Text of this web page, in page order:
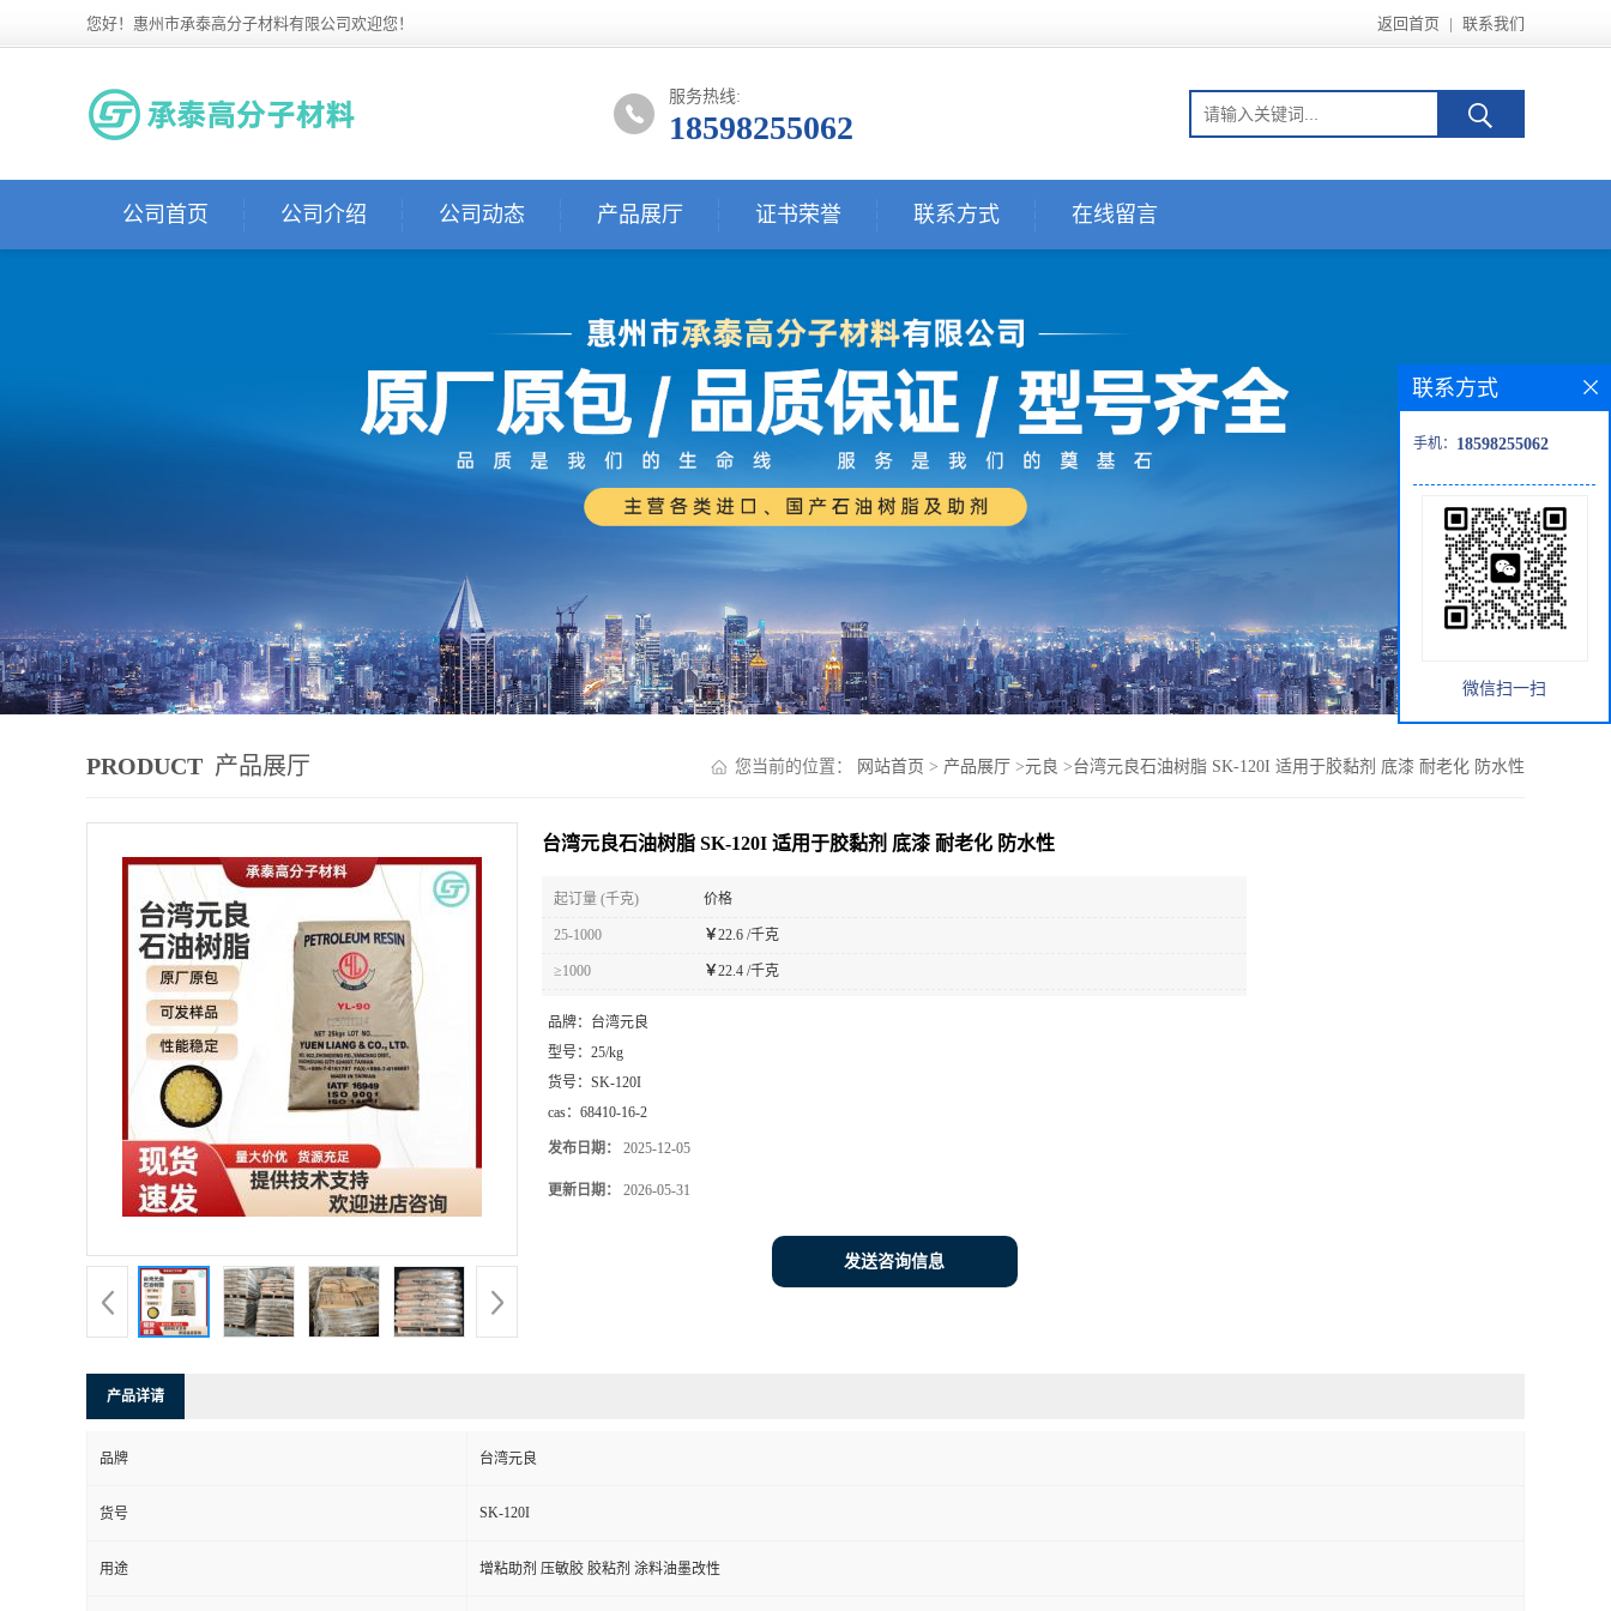
您好！惠州市承泰高分子材料有限公司欢迎您！ 返回首页 | 联系我们
服务热线:
18598255062
公司首页 公司介绍 公司动态 产品展厅 证书荣誉 联系方式 在线留言
PRODUCT 产品展厅 您当前的位置： 网站首页 > 产品展厅 >元良 >台湾元良石油树脂 SK-120I 适用于胶黏剂 底漆 耐老化 防水性
台湾元良石油树脂 SK-120I 适用于胶黏剂 底漆 耐老化 防水性
起订量 (千克) 价格
25-1000 ￥22.6 /千克
≥1000 ￥22.4 /千克
品牌： 台湾元良
型号： 25/kg
货号： SK-120I
cas： 68410-16-2
发布日期： 2025-12-05
更新日期： 2026-05-31
发送咨询信息
产品详请
品牌 台湾元良
货号 SK-120I
用途 增粘助剂 压敏胶 胶粘剂 涂料油墨改性
联系方式
手机： 18598255062
微信扫一扫